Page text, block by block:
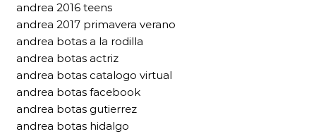
andrea 2016 teens
andrea 2017 primavera verano
andrea botas a la rodilla
andrea botas actriz
andrea botas catalogo virtual
andrea botas facebook
andrea botas gutierrez
andrea botas hidalgo